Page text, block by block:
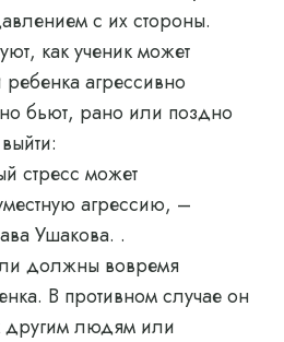
с их стороны.
как ученик может
агрессивно
бьют, рано или поздно
стресс может
агрессию, –
Ушакова. .
должны вовремя
В противном случае он
другим людям или